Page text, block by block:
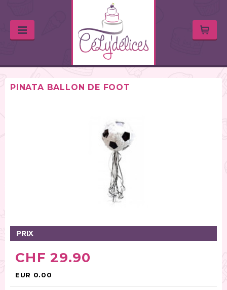
PINATA BALLON DE FOOT
PRIX
CHF 29.90
EUR 0.00